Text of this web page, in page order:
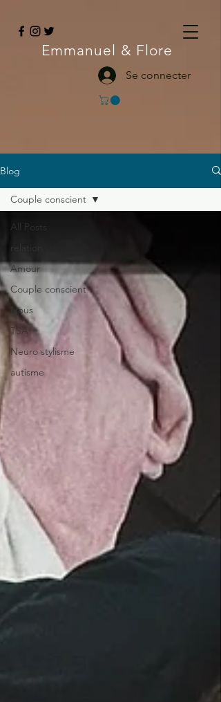
Emmanuel & Flore
Se connecter
Blog
All Posts
relation
Amour
Couple conscient
Nous
TSA
Neuro stylisme
autisme
Couple conscient